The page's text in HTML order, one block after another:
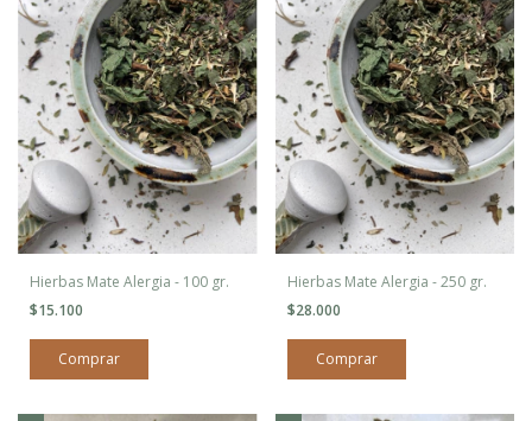
Hierbas Mate Alergia - 100 gr.
$15.100
Hierbas Mate Alergia - 250 gr.
$28.000